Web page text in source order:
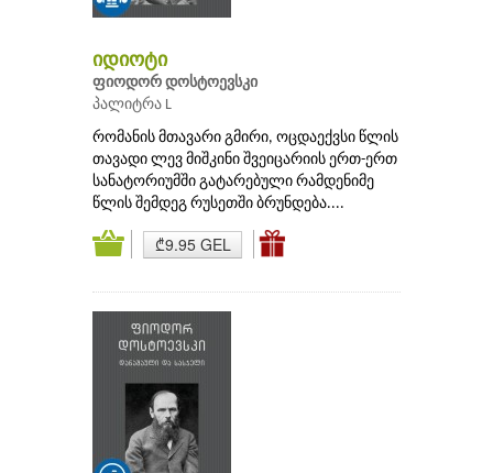
იდიოტი
ფიოდორ დოსტოევსკი
პალიტრა L
რომანის მთავარი გმირი, ოცდაექვსი წლის
თავადი ლევ მიშკინი შვეიცარიის ერთ-ერთ
სანატორიუმში გატარებული რამდენიმე
წლის შემდეგ რუსეთში ბრუნდება....
₾9.95 GEL